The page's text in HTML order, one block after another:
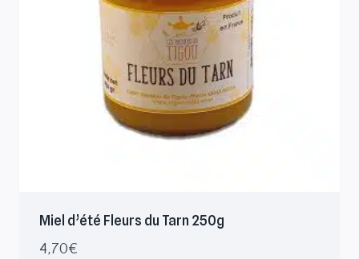
Miel d’été Fleurs du Tarn 250g
4,70€